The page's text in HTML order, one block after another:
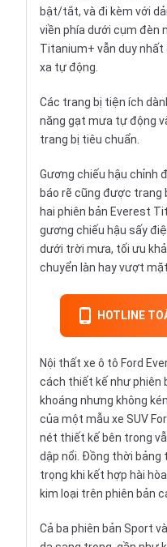
bật/tắt, và đi kèm với
viền phía dưới cụm đèn
Titanium+ vẫn duy
xa tự động.
Các trang bị tiện ích
năng gạt mưa tự động
trang bị tiêu chuẩn.
Gương chiếu hậu chỉnh
báo rẽ cũng được trang
hai phiên bản Everest
gương chiếu hậu sấy
dưới trời mưa, tối ưu
chuyển làn hay vượt mặt.
HOTLINE
Nội thất xe ô tô Ford
cách thiết kế như phiên
khoáng nhưng không
của một mẫu xe SUV
nét thiết kế bên trong
dập nổi. Đồng thời bảng
trọng khi kết hợp hài
kim loại trên phiên bản
Cả ba phiên bản Sport